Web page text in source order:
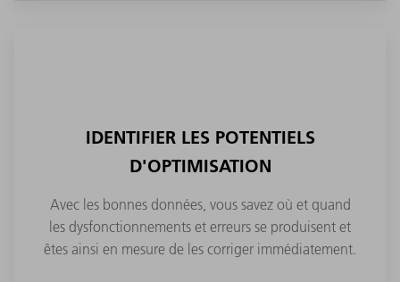
IDENTIFIER LES POTENTIELS
D'OPTIMISATION
Avec les bonnes données, vous savez où et quand
les dysfonctionnements et erreurs se produisent et
êtes ainsi en mesure de les corriger immédiatement.